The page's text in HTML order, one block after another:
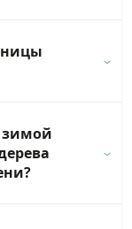
зимой